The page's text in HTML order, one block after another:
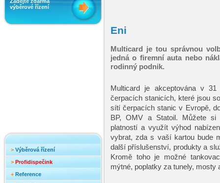
výběrové řízení
> Výběrová řízení
> Profidispečink
+ Reference
Eni
Multicard je tou správnou
jedná o firemní auta nebo
rodinný podnik.
Multicard je akceptována v
čerpacích stanicích, které jsou
sítí čerpacích stanic v Evropě,
BP, OMV a Statoil. Můžete si
platností a využít výhod
vybrat, zda s vaší kartou bude
další příslušenství, produkty a
Kromě toho je možné
mýtné, poplatky za tunely, mosty